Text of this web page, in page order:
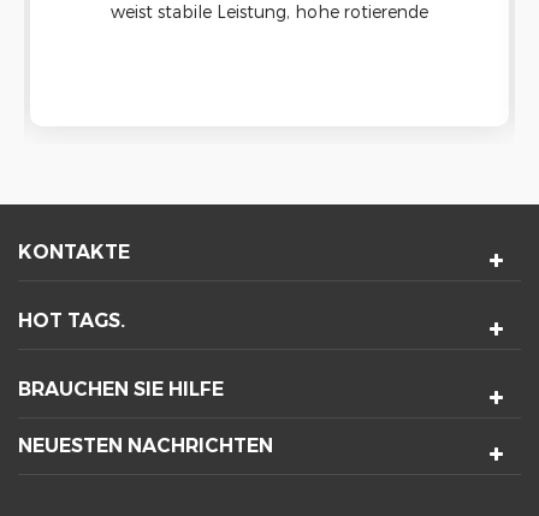
weist stabile Leistung, hohe rotierende
KONTAKTE
HOT TAGS.
BRAUCHEN SIE HILFE
NEUESTEN NACHRICHTEN